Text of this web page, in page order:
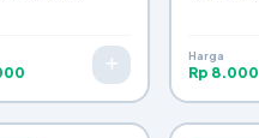
Harga
Rp 8.000